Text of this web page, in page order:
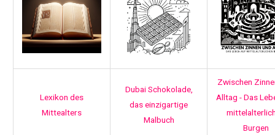
Lexikon des
Mittealters
Dubai Schokolade,
das einzigartige
Malbuch
Zwischen
Alltag - Das
Burgen